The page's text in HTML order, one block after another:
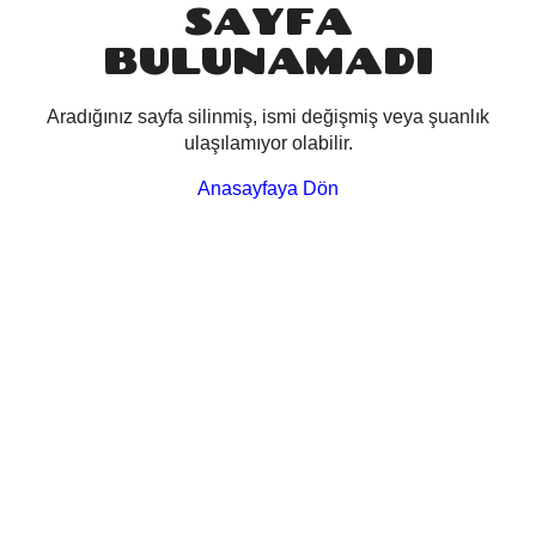
SAYFA
BULUNAMADI
Aradığınız sayfa silinmiş, ismi değişmiş veya şuanlık
ulaşılamıyor olabilir.
Anasayfaya Dön